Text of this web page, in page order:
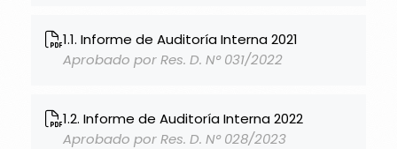
1.1. Informe de Auditoría Interna 2021
Aprobado por Res. D. N° 031/2022
1.2. Informe de Auditoría Interna 2022
Aprobado por Res. D. N° 028/2023